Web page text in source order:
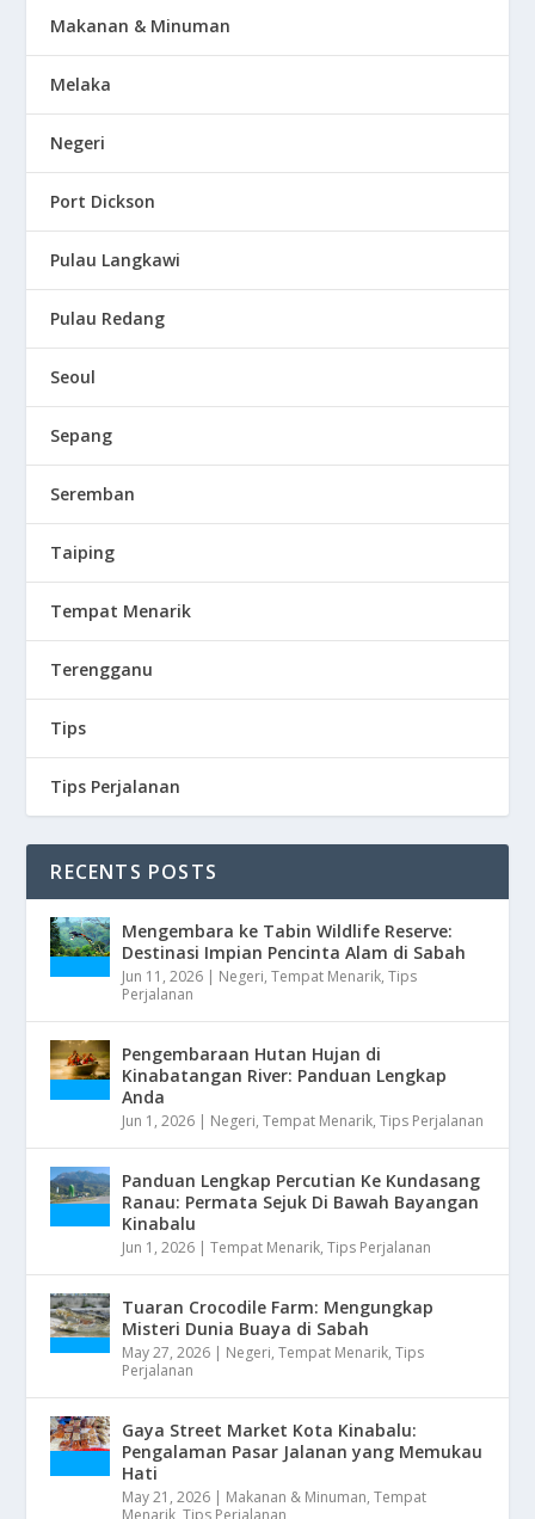
Makanan & Minuman
Melaka
Negeri
Port Dickson
Pulau Langkawi
Pulau Redang
Seoul
Sepang
Seremban
Taiping
Tempat Menarik
Terengganu
Tips
Tips Perjalanan
RECENTS POSTS
Mengembara ke Tabin Wildlife Reserve:
Destinasi Impian Pencinta Alam di Sabah
Jun 11, 2026 | Negeri,Tempat Menarik,Tips
Perjalanan
Pengembaraan Hutan Hujan di
Kinabatangan River: Panduan Lengkap
Anda
Jun 1, 2026 | Negeri,Tempat Menarik,Tips Perjalanan
Panduan Lengkap Percutian Ke Kundasang
Ranau: Permata Sejuk Di Bawah Bayangan
Kinabalu
Jun 1, 2026 |Tempat Menarik,Tips Perjalanan
Tuaran Crocodile Farm: Mengungkap
Misteri Dunia Buaya di Sabah
May 27, 2026 | Negeri,Tempat Menarik,Tips
Perjalanan
Gaya Street Market Kota Kinabalu:
Pengalaman Pasar Jalanan yang Memukau
Hati
May 21, 2026 | Makanan & Minuman,Tempat
Menarik ,Tips Perjalanan